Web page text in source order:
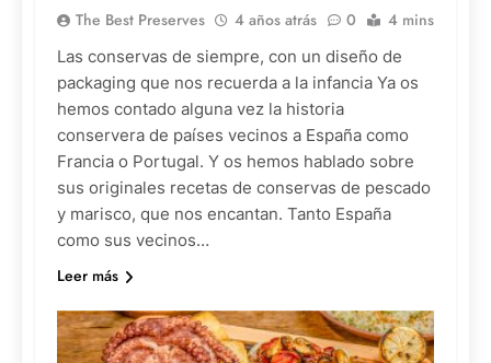
The Best Preserves 4 años atrás 0 4 mins
Las conservas de siempre, con un diseño de
packaging que nos recuerda a la infancia Ya os
hemos contado alguna vez la historia
conservera de países vecinos a España como
Francia o Portugal. Y os hemos hablado sobre
sus originales recetas de conservas de pescado
y marisco, que nos encantan. Tanto España
como sus vecinos…
Leer más